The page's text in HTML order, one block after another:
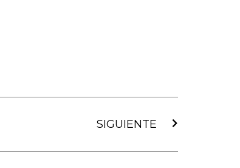
SIGUIENTE